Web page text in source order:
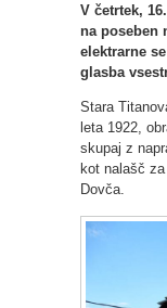
V četrtek,
na poseben
elektrarne
glasba
Stara
leta 1922,
skupaj z
kot nalašč
Dovča.